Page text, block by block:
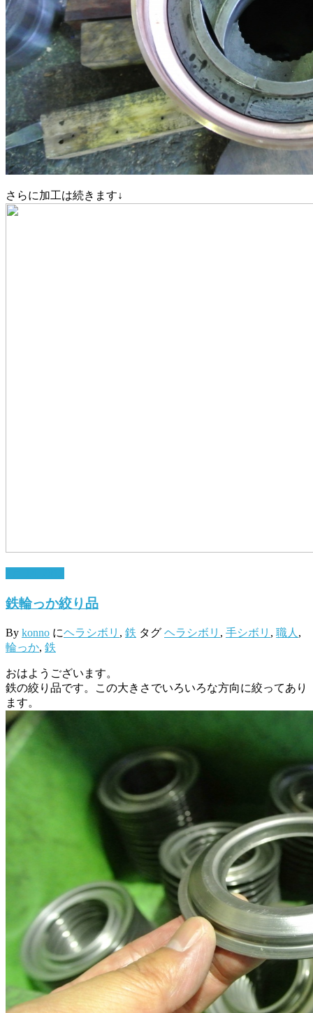
さらに加工は続きます↓
鉄輪っか絞り品
By konno にヘラシボリ , 鉄 タグ ヘラシボリ , 手シボリ , 職人 ,
輪っか, 鉄
おはようございます。
鉄の絞り品です。この大きさでいろいろな方向に絞ってあり
ます。